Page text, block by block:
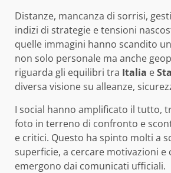
Distanze, mancanza di sorrisi,
indizi di strategie e tensioni
quelle immagini hanno scandito
non solo personale ma anche
riguarda gli equilibri tra Italia e
diversa visione su alleanze,
I social hanno amplificato il tutto,
foto in terreno di confronto e
e critici. Questo ha spinto molti a
superficie, a cercare motivazioni e
emergono dai comunicati ufficiali.